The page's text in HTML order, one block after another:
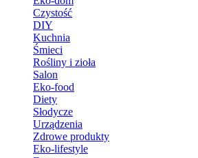
Czystość
DIY
Kuchnia
Śmieci
Rośliny i zioła
Salon
Eko-food
Diety
Słodycze
Urządzenia
Zdrowe produkty
Eko-lifestyle